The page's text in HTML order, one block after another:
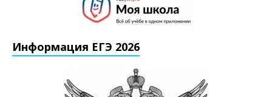
Информация ЕГЭ 2026